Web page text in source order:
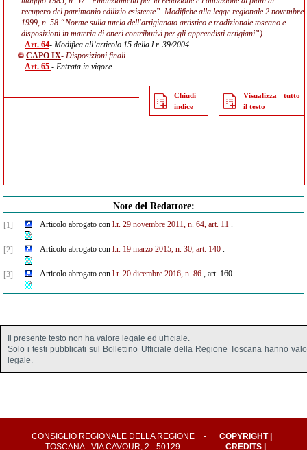
recupero del patrimonio edilizio esistente”. Modifiche alla legge regionale 2 novembre
1999, n. 58 “Norme sulla tutela dell'artigianato artistico e tradizionale toscano e
disposizioni in materia di oneri contributivi per gli apprendisti artigiani”).
Art. 64- Modifica all’articolo 15 della l.r. 39/2004
CAPO IX- Disposizioni finali
Art. 65 - Entrata in vigore
Chiudi
indice
Visualizza tutto
il testo
Note del Redattore:
[1] Articolo abrogato con l.r. 29 novembre 2011, n. 64, art. 11.
[2] Articolo abrogato con l.r. 19 marzo 2015, n. 30, art. 140.
[3] Articolo abrogato con l.r. 20 dicembre 2016, n. 86, art. 160.
Il presente testo non ha valore legale ed ufficiale.
Solo i testi pubblicati sul Bollettino Ufficiale della Regione Toscana hanno
legale.
CONSIGLIO REGIONALE DELLA REGIONE
TOSCANA - VIA CAVOUR, 2 - 50129
- COPYRIGHT|
CREDITS|